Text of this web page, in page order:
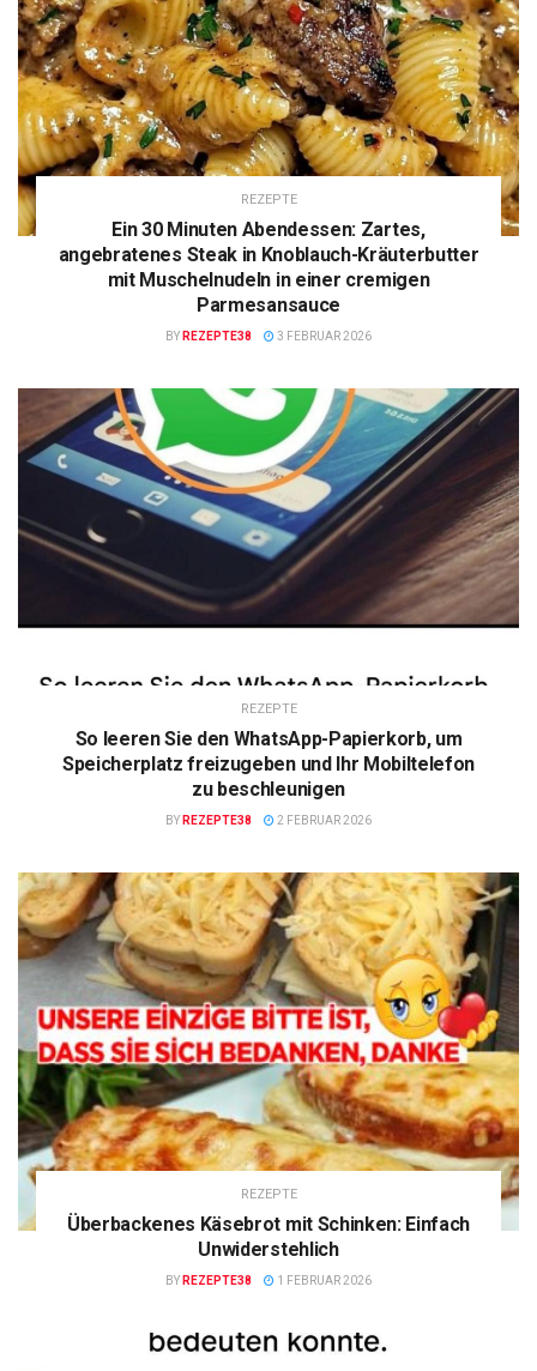
REZEPTE
Ein 30 Minuten Abendessen: Zartes,
angebratenes Steak in Knoblauch-Kräuterbutter
mit Muschelnudeln in einer cremigen
Parmesansauce
BY REZEPTE38 3 FEBRUAR 2026
REZEPTE
So leeren Sie den WhatsApp-Papierkorb, um
Speicherplatz freizugeben und Ihr Mobiltelefon
zu beschleunigen
BY REZEPTE38 2 FEBRUAR 2026
REZEPTE
Überbackenes Käsebrot mit Schinken: Einfach
Unwiderstehlich
BY REZEPTE38 1 FEBRUAR 2026